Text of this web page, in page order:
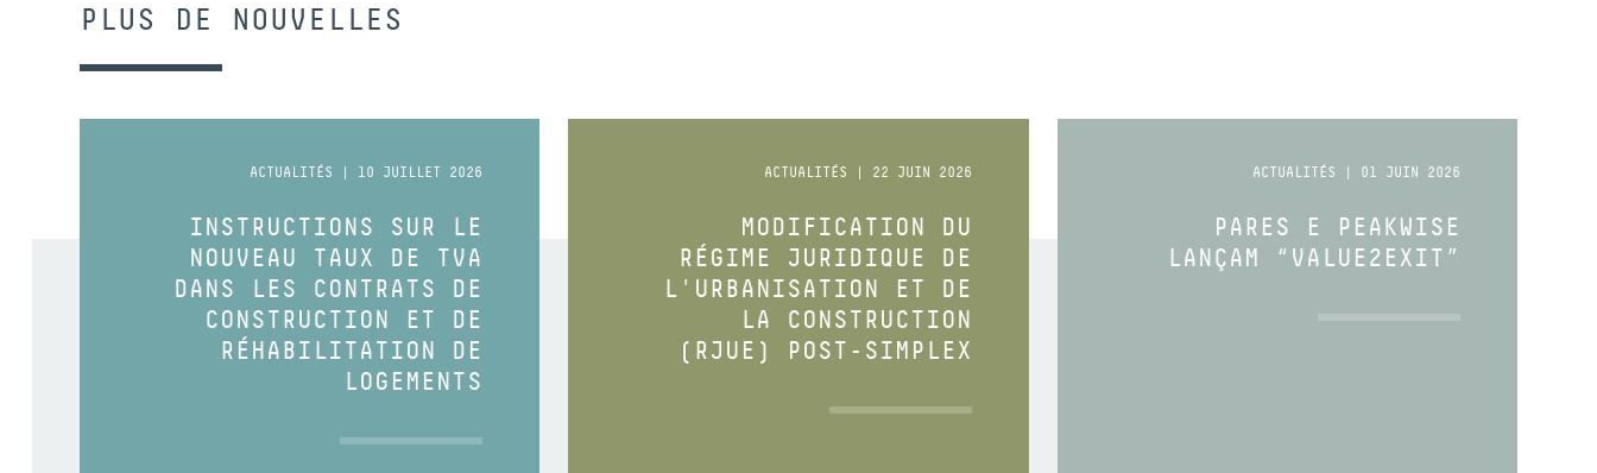
PLUS DE NOUVELLES
ACTUALITÉS | 10 JUILLET 2026
INSTRUCTIONS SUR LE
NOUVEAU TAUX DE TVA
DANS LES CONTRATS DE
CONSTRUCTION ET DE
RÉHABILITATION DE
LOGEMENTS
ACTUALITÉS | 22 JUIN 2026
MODIFICATION DU
RÉGIME JURIDIQUE DE
L'URBANISATION ET DE
LA CONSTRUCTION
(RJUE) POST-SIMPLEX
ACTUALITÉS | 01 JUIN 2026
PARES E PEAKWISE
LANÇAM “VALUE2EXIT”